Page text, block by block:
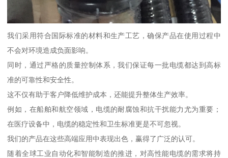
我们采用符合国际标准的材料和生产工艺，确保产品在使用过程中
不会对环境造成负面影响。
同时，通过严格的质量控制体系，我们保证每一批电缆都达到高标
准的可靠性和安全性。
这不仅有助于客户降低维护成本，还能提升整体生产效率。
例如，在船舶和航空领域，电缆的耐腐蚀和抗干扰能力尤为重要；
在医疗设备中，电缆的稳定性和卫生标准更是不可忽视。
我们的产品在这些高端应用中表现出色，赢得了广泛的认可。
随着全球工业自动化和智能制造的推进，对高性能电缆的需求将持